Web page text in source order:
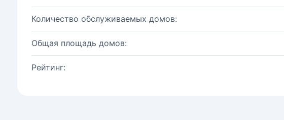
Количество обслуживаемых домов:
Общая площадь домов:
Рейтинг: